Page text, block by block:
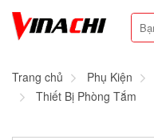
Trang chủ Phụ Kiện
Thiết Bị Phòng Tắm